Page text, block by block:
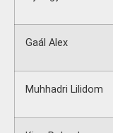
Gaál Alex
Muhhadri Lilidom